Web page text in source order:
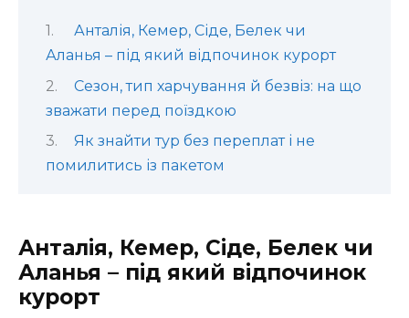
Анталія, Кемер, Сіде, Белек чи
Аланья – під який відпочинок курорт
Сезон, тип харчування й безвіз: на що
зважати перед поїздкою
Як знайти тур без переплат і не
помилитись із пакетом
Анталія, Кемер, Сіде, Белек чи
Аланья – під який відпочинок
курорт